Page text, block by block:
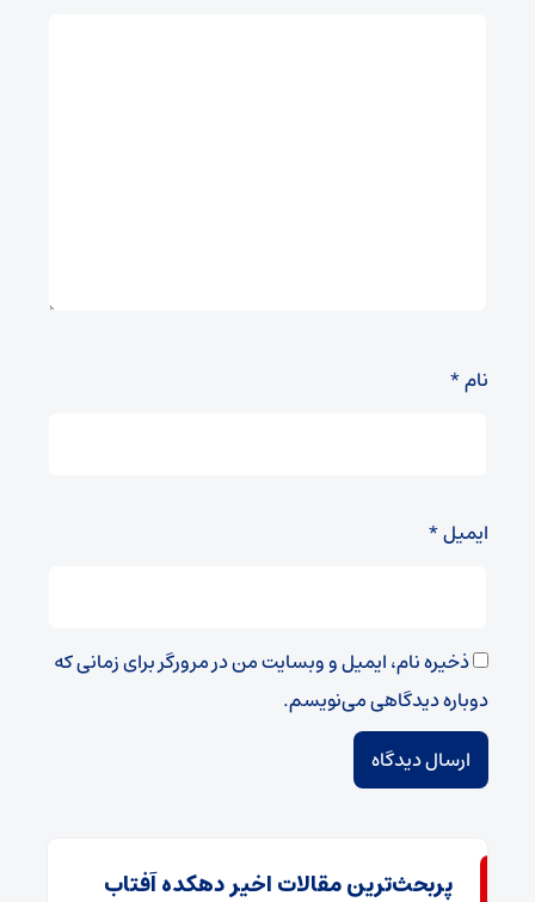
نام*
ایمیل*
ذخیره نام، ایمیل و وبسایت من در مرورگر برای زمانی که
دوباره دیدگاهی می‌نویسم.
پربحث‌ترین مقالات اخیر دهکده آفتاب